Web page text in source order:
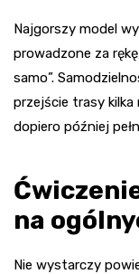
Najgorszy model
prowadzone za
samo”.
przejście trasy
dopiero później
na
Nie wystarczy